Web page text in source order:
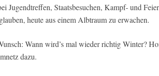
Jugendtreffen, Staatsbesuchen, Kampf- und
heute aus einem Albtraum zu erwachen.
Wann wird’s mal wieder richtig Winter?
dazu.